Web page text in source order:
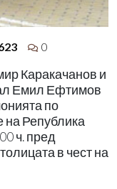
0
Каракачанов и
Емил Ефтимов
по
на Република
ч. пред
в чест на